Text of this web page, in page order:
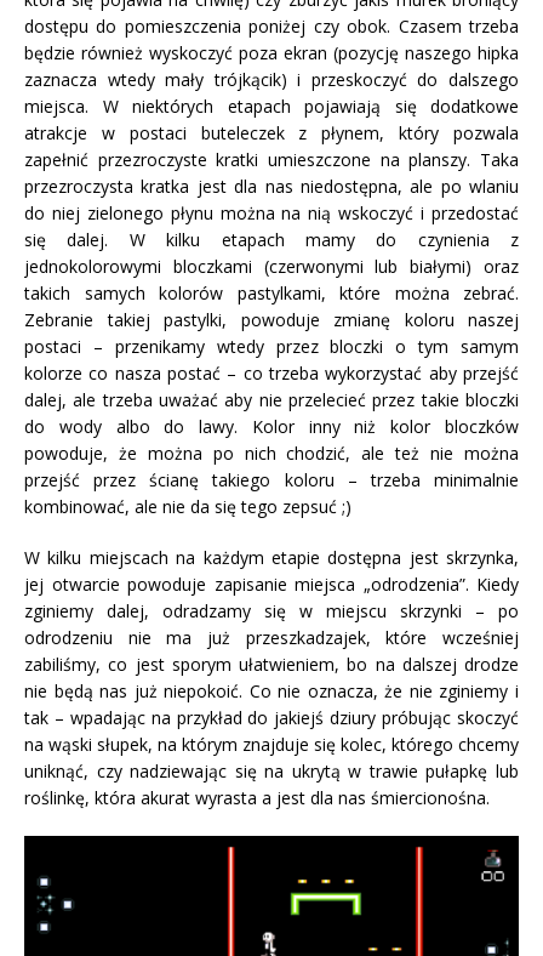
dostępu do pomieszczenia poniżej czy obok. Czasem trzeba
będzie również wyskoczyć poza ekran (pozycję naszego hipka
zaznacza wtedy mały trójkącik) i przeskoczyć do dalszego
miejsca. W niektórych etapach pojawiają się dodatkowe
atrakcje w postaci buteleczek z płynem, który pozwala
zapełnić przezroczyste kratki umieszczone na planszy. Taka
przezroczysta kratka jest dla nas niedostępna, ale po wlaniu
do niej zielonego płynu można na nią wskoczyć i przedostać
się dalej. W kilku etapach mamy do czynienia z
jednokolorowymi bloczkami (czerwonymi lub białymi) oraz
takich samych kolorów pastylkami, które można zebrać.
Zebranie takiej pastylki, powoduje zmianę koloru naszej
postaci – przenikamy wtedy przez bloczki o tym samym
kolorze co nasza postać – co trzeba wykorzystać aby przejść
dalej, ale trzeba uważać aby nie przelecieć przez takie bloczki
do wody albo do lawy. Kolor inny niż kolor bloczków
powoduje, że można po nich chodzić, ale też nie można
przejść przez ścianę takiego koloru – trzeba minimalnie
kombinować, ale nie da się tego zepsuć ;)
W kilku miejscach na każdym etapie dostępna jest skrzynka,
jej otwarcie powoduje zapisanie miejsca „odrodzenia”. Kiedy
zginiemy dalej, odradzamy się w miejscu skrzynki – po
odrodzeniu nie ma już przeszkadzajek, które wcześniej
zabiliśmy, co jest sporym ułatwieniem, bo na dalszej drodze
nie będą nas już niepokoić. Co nie oznacza, że nie zginiemy i
tak – wpadając na przykład do jakiejś dziury próbując skoczyć
na wąski słupek, na którym znajduje się kolec, którego chcemy
uniknąć, czy nadziewając się na ukrytą w trawie pułapkę lub
roślinkę, która akurat wyrasta a jest dla nas śmiercionośna.